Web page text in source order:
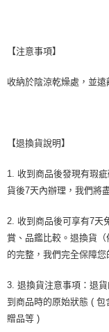
【注意事項】
收納於陰涼乾燥處，並遠
【退換貨說明】
1. 收到商品後發現有瑕
貨後7天內辦理，我們將
2. 收到商品後可享有7天
賞、品鑑比較。退換貨
的完整，我們完全保障您
3. 退換貨注意事項：退
到商品時的原始狀態 (
贈品等 )